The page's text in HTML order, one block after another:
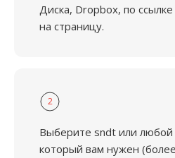
Диска, Dropbox, по
на страницу.
2
Выберите sndt или любой
который вам нужен